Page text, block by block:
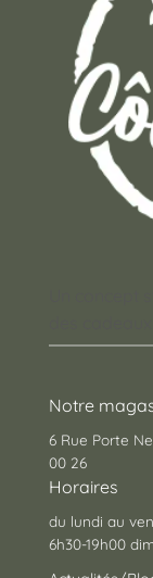
Notre
6 Rue Porte
00 26
Horaires
du lundi au
6h30-19h00